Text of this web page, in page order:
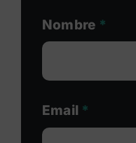
Nombre *
Email *